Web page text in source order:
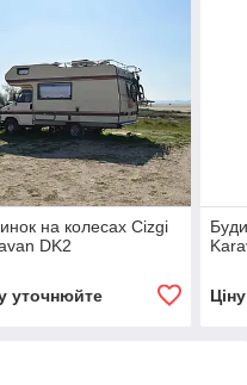
на колесах Cizgi
DK2
уточнюйте